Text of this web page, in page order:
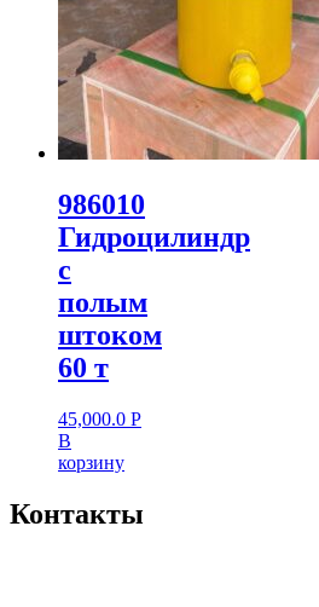
986010
Гидроцилиндр
с
полым
штоком
60 т
45,000.0 Р
В
корзину
Контакты